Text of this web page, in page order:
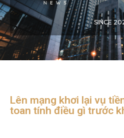
SINCE
Lên mạng khơi lại vụ
toan tính điều gì trước